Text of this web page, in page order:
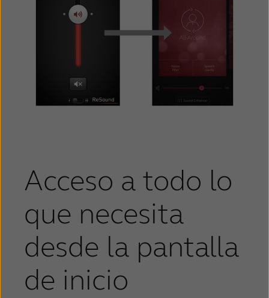
Acceso a todo lo
que necesita
desde la pantalla
de inicio